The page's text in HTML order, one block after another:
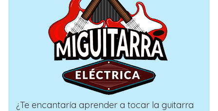
¿Te encantaría aprender a tocar la guitarra